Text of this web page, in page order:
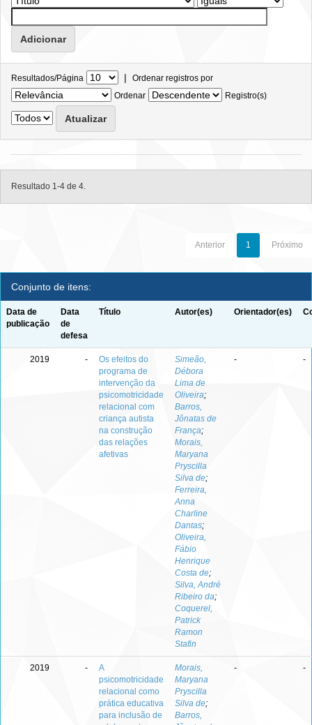
Resultados/Página | Ordenar registros por
Ordenar
Registro(s)
Resultado 1-4 de 4.
Anterior 1 Próximo
Conjunto de itens:
Data de
publicação
Data
de
defesa
Título Autor(es) Orientador(es)
2019 -
Os efeitos do
programa de
intervenção da
psicomotricidade
relacional com
criança autista
na construção
das relações
afetivas
Simeão,
Débora
Lima de
Oliveira;
Barros,
Jônatas de
França;
Morais,
Maryana
Pryscilla
Silva de;
Ferreira,
Anna
Charline
Dantas;
Oliveira,
Fábio
Henrique
Costa de;
Silva, André
Ribeiro da;
Coquerel,
Patrick
Ramon
Stafin
- -
2019 -
A
psicomotricidade
relacional como
prática educativa
para inclusão de
Morais,
Maryana
Pryscilla
Silva de;
Barros,
- -